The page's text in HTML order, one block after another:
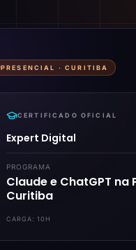
PRESENCIAL ·CURITIBA
CERTIFICADO OFICIAL
Expert Digital
PROGRAMA
Claude e ChatGPT na
Curitiba
CARGA:10H